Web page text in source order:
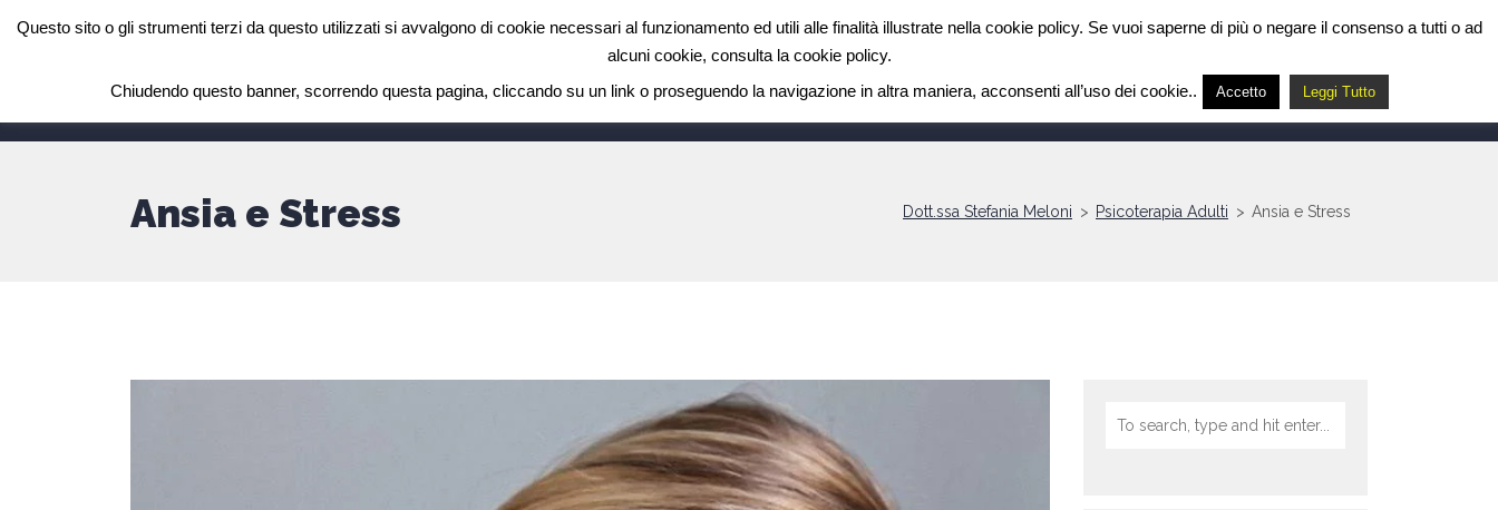
Dott.ssa Stefania Meloni
SU DI ME DOVE RICEVO CALENDARIO INCONTRI DI GRUPPO SERVIZI NUOVI ARTICOLI CONTATTAMI ARCHIVIO ARTICOLI
Ansia e Stress Dott.ssa Stefania Meloni > Psicoterapia Adulti > Ansia e Stress
Questo sito o gli strumenti terzi da questo utilizzati si avvalgono di cookie necessari al funzionamento ed utili alle finalità illustrate nella cookie policy. Se vuoi saperne di più o negare il consenso a tutti o ad
alcuni cookie, consulta la cookie policy.
Chiudendo questo banner, scorrendo questa pagina, cliccando su un link o proseguendo la navigazione in altra maniera, acconsenti all’uso dei cookie..
Accetto Leggi Tutto